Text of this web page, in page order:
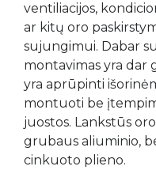
ventiliacijos,
ar kitų oro
sujungimui. Dabar
montavimas yra dar
yra aprūpinti
montuoti be
juostos. Lankstūs
grubaus aliuminio,
cinkuoto plieno.